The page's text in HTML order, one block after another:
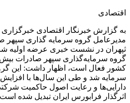
اقتصادی
به گزارش خبرنگار اقتصادی خبرگزاری
مدیرعامل گروه سرمایه گذاری سپهر
ثپهران در نشست خبری عرضه اولیه
سرمایه شد و طی این سال‌ها با
دارایی‌ها و رعایت اصول حاکمیت
اثرگذار فرابورس ایران تبدیل شده